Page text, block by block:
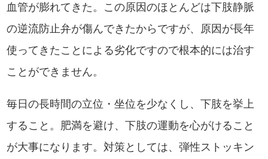
血管が膨れてきた。この原因のほとんどは下肢静脈
の逆流防止弁が傷んできたからですが、原因が長年
使ってきたことによる劣化ですので根本的には治す
ことができません。
毎日の長時間の立位・坐位を少なくし、下肢を挙上
すること。肥満を避け、下肢の運動を心がけること
が大事になります。対策としては、弾性ストッキン